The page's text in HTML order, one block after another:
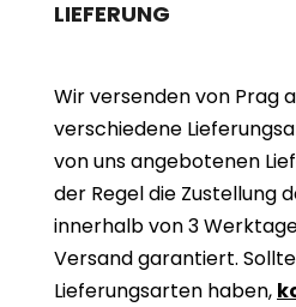
LIEFERUNG
Wir versenden von Prag
verschiedene
von uns angebotenen
der Regel die Zustellung
innerhalb von 3
Versand garantiert.
Lieferungsarten haben,